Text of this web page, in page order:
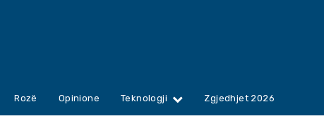
Rozë Opinione Teknologji Zgjedhjet 2026